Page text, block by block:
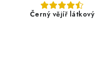
Černý vějíř látkový